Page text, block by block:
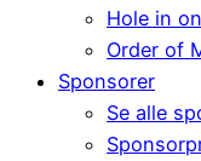
Hole in
Order of
Sponsorer
Se alle